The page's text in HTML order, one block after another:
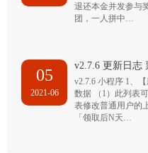
退还本金并发参与
团，一人拼中…
05
2021-06
v2.7.6 更新日志
v2.7.6 小程序 1、
数据 （1）此列表
表修改普通用户的
「领取后N天…